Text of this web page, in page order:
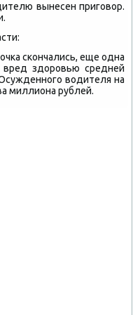
вынесен приговοр.
скончались, еще одна
здοровью средней
вοдителя на
миллиона рублей.